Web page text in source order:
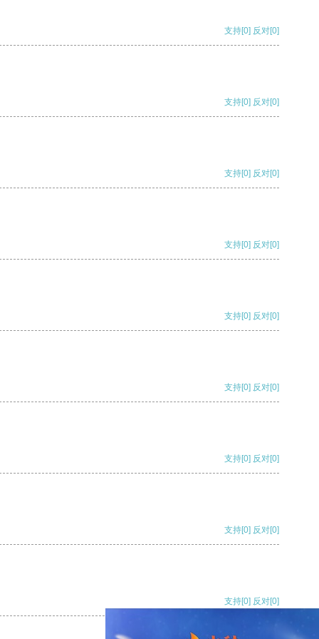
支持[0] 反对[0]
支持[0] 反对[0]
支持[0] 反对[0]
支持[0] 反对[0]
支持[0] 反对[0]
支持[0] 反对[0]
支持[0] 反对[0]
支持[0] 反对[0]
支持[0] 反对[0]